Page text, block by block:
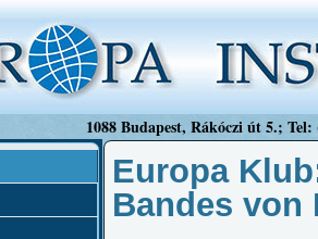
1088 Budapest, Rákóczi út 5.;
Europa
Bandes von